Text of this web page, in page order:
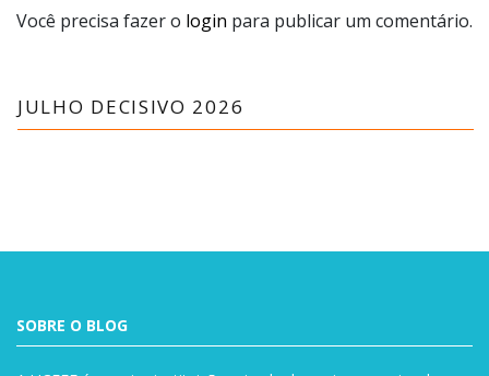
Você precisa fazer o login para publicar um comentário.
JULHO DECISIVO 2026
SOBRE O BLOG